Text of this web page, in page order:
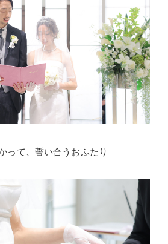
って、誓い合うおふたり